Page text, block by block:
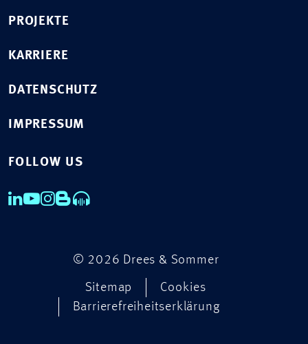
PROJEKTE
KARRIERE
DATENSCHUTZ
IMPRESSUM
FOLLOW US
© 2026 Drees & Sommer
Sitemap
Cookies
Barrierefreiheitserklärung